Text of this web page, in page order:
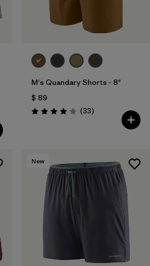
M's Quandary Shorts - 8"
$ 89
Valoración: 4.0 / 5
(33Comentarios
)
New